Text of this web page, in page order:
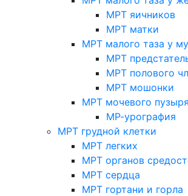
МРТ яичников
МРТ матки
МРТ малого таза у
МРТ
МРТ полового
МРТ мошонки
МРТ мочевого пузыря
МР-урография
МРТ грудной клетки
МРТ легких
МРТ органов
МРТ сердца
МРТ гортани и горла